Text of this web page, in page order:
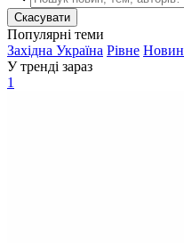
Скасувати
Популярні теми
Західна Україна Рівне
У тренді зараз
1